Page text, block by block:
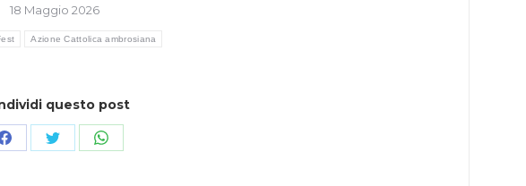
18 Maggio 2026
Azione Cattolica ambrosiana
questo post
CondividiCondividiCondividi